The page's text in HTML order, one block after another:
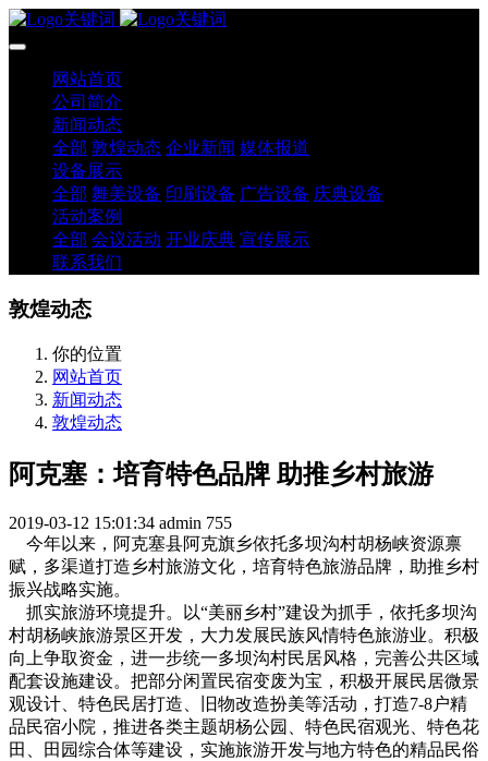
网站首页
公司简介
新闻动态
全部 敦煌动态 企业新闻 媒体报道
设备展示
全部 舞美设备 印刷设备 广告设备 庆典设备
活动案例
全部 会议活动 开业庆典 宣传展示
联系我们
敦煌动态
你的位置
网站首页
新闻动态
敦煌动态
阿克塞：培育特色品牌 助推乡村旅游
2019-03-12 15:01:34 admin 755
今年以来，阿克塞县阿克旗乡依托多坝沟村胡杨峡资源禀
赋，多渠道打造乡村旅游文化，培育特色旅游品牌，助推乡村
振兴战略实施。
抓实旅游环境提升。以“美丽乡村”建设为抓手，依托多坝沟
村胡杨峡旅游景区开发，大力发展民族风情特色旅游业。积极
向上争取资金，进一步统一多坝沟村民居风格，完善公共区域
配套设施建设。把部分闲置民宿变废为宝，积极开展民居微景
观设计、特色民居打造、旧物改造扮美等活动，打造7-8户精
品民宿小院，推进各类主题胡杨公园、特色民宿观光、特色花
田、田园综合体等建设，实施旅游开发与地方特色的精品民俗